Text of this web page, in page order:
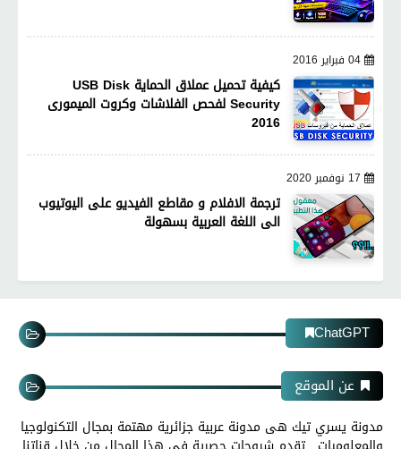
04 فبراير 2016
كيفية تحميل عملاق الحماية USB Disk
Security لفحص الفلاشات وكروت الميمورى
2016
17 نوفمبر 2020
ترجمة الافلام و مقاطع الفيديو على اليوتيوب
الى اللغة العربية بسهولة
ChatGPT
عن الموقع
مدونة يسري تيك هى مدونة عربية جزائرية مهتمة بمجال التكنولوجيا